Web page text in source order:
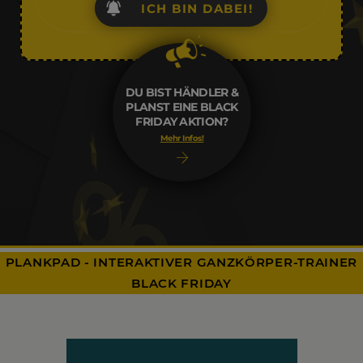
DU BIST HÄNDLER &
PLANST EINE BLACK
FRIDAY AKTION?
Mehr Infos!
ICH BIN DABEI!
PLANKPAD - INTERAKTIVER GANZKÖRPER-TRAINER
BLACK FRIDAY